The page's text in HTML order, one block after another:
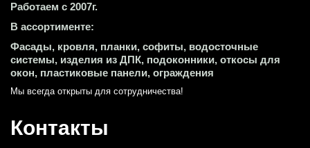
Работаем с 2007г.
В ассортименте:
Фасады, кровля, планки, софиты, водосточные
системы, изделия из ДПК, подоконники, откосы для
окон, пластиковые панели, ограждения
Мы всегда открыты для сотрудничества!
Контакты